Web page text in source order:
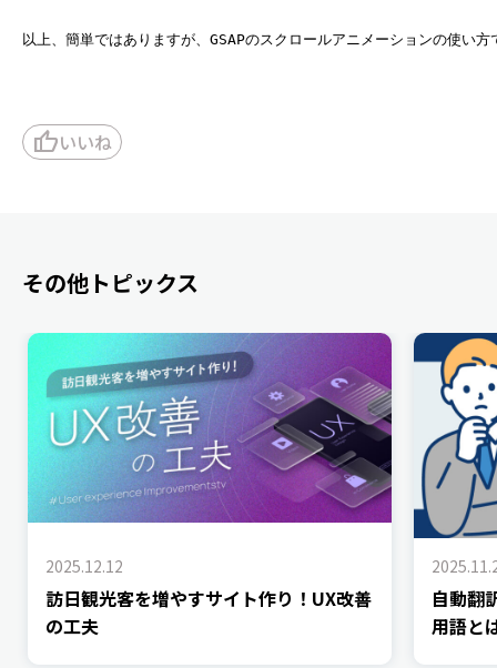
以上、簡単ではありますが、GSAPのスクロールアニメーションの使い方
thumb_upいいね
その他トピックス
2025.12.12
訪日観光客を増やすサイト作り！UX改善
の工夫
自動翻
用語と